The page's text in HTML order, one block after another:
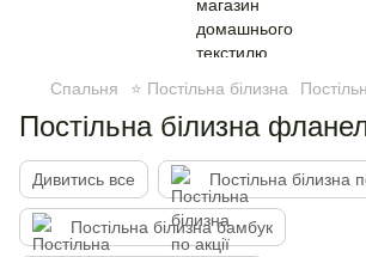
Спальня ⭐ Постільна білизна
Постільна білизна
Дивитись все Постільна білизна
Постільна білизна бамбук